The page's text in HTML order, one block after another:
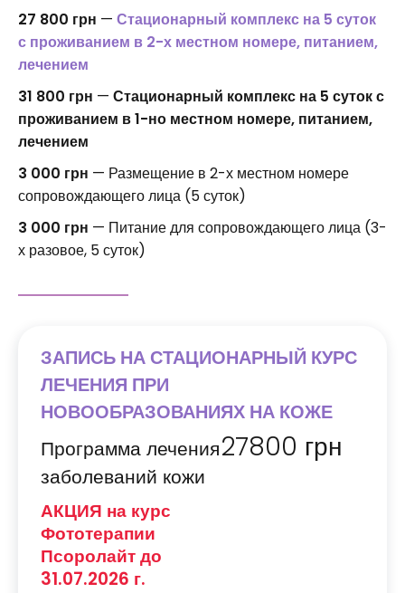
27 800 грн — Стационарный комплекс на 5 суток
с проживанием в 2-х местном номере, питанием,
лечением
31 800 грн — Стационарный комплекс на 5 суток с
проживанием в 1-но местном номере, питанием,
лечением
3 000 грн — Размещение в 2-х местном номере
сопровождающего лица (5 суток)
3 000 грн — Питание для сопровождающего лица (3-
х разовое, 5 суток)
ЗАПИСЬ НА СТАЦИОНАРНЫЙ КУРС
ЛЕЧЕНИЯ ПРИ
НОВООБРАЗОВАНИЯХ НА КОЖЕ
Программа лечения
заболеваний кожи
27800 грн
АКЦИЯ на курс
Фототерапии
Псоролайт до
31.07.2026 г.